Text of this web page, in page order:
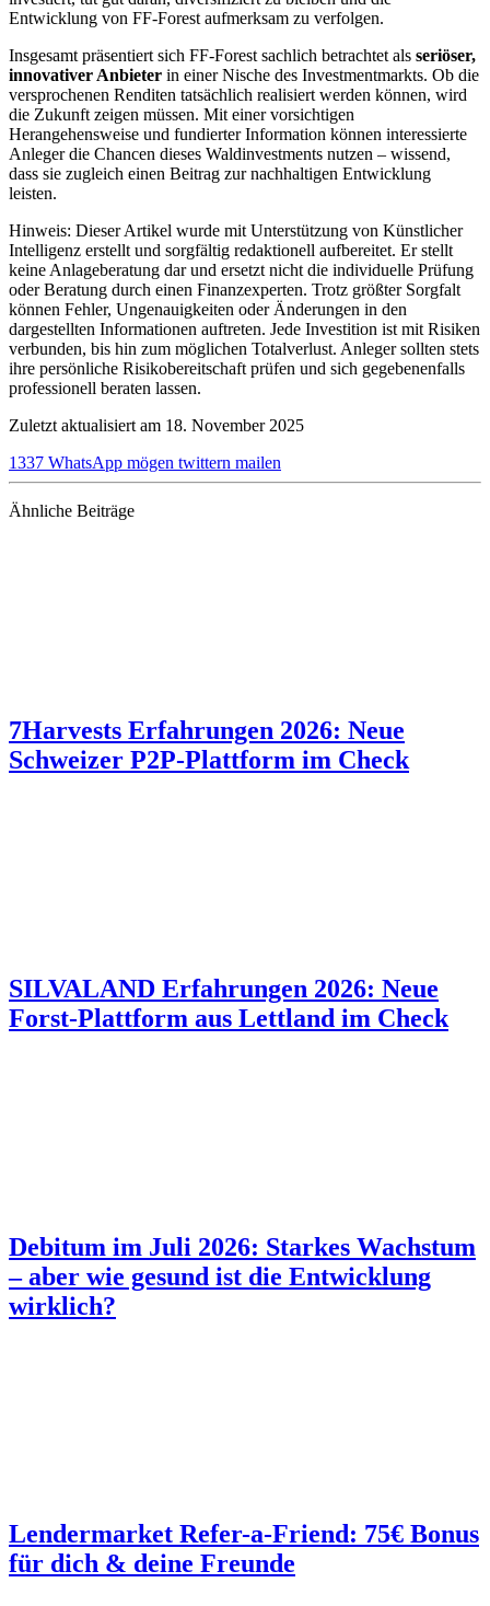
Entwicklung von FF-Forest aufmerksam zu verfolgen.
Insgesamt präsentiert sich FF-Forest sachlich betrachtet als seriöser,
innovativer Anbieter in einer Nische des Investmentmarkts. Ob die
versprochenen Renditen tatsächlich realisiert werden können, wird
die Zukunft zeigen müssen. Mit einer vorsichtigen
Herangehensweise und fundierter Information können interessierte
Anleger die Chancen dieses Waldinvestments nutzen – wissend,
dass sie zugleich einen Beitrag zur nachhaltigen Entwicklung
leisten.
Hinweis: Dieser Artikel wurde mit Unterstützung von Künstlicher
Intelligenz erstellt und sorgfältig redaktionell aufbereitet. Er stellt
keine Anlageberatung dar und ersetzt nicht die individuelle Prüfung
oder Beratung durch einen Finanzexperten. Trotz größter Sorgfalt
können Fehler, Ungenauigkeiten oder Änderungen in den
dargestellten Informationen auftreten. Jede Investition ist mit Risiken
verbunden, bis hin zum möglichen Totalverlust. Anleger sollten stets
ihre persönliche Risikobereitschaft prüfen und sich gegebenenfalls
professionell beraten lassen.
Zuletzt aktualisiert am 18. November 2025
1337 WhatsApp mögen twittern mailen
Ähnliche Beiträge
7Harvests Erfahrungen 2026: Neue
Schweizer P2P-Plattform im Check
SILVALAND Erfahrungen 2026: Neue
Forst-Plattform aus Lettland im Check
Debitum im Juli 2026: Starkes Wachstum
– aber wie gesund ist die Entwicklung
wirklich?
Lendermarket Refer-a-Friend: 75€ Bonus
für dich & deine Freunde